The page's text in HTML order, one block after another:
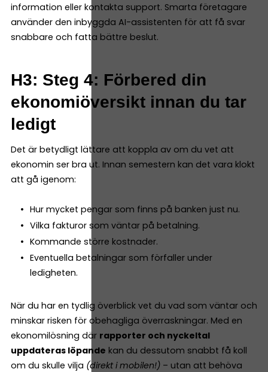
information eller kontakta support. Smarta företagare
använder den inbyggda AI-assistenten för att få svar
snabbare och fatta bättre beslut.
H3: Steg 4: Förbered din
ekonomiöversikt innan du tar
ledigt
Det är betydligt lättare att koppla av om du vet att
ekonomin ser bra ut. Innan semestern kan det vara klokt
att gå igenom:
Hur mycket pengar som finns på banken just nu.
Vilka fakturor som väntar på betalning.
Kommande större kostnader.
Eventuella betalningar som förfaller under
ledigheten.
När du har en tydlig överblick vet du vad som väntar och
minskar risken för obehagliga överraskningar. Med en
ekonomilösning där rapporter och nyckeltal
uppdateras löpande kan du dessutom snabbt få koll
om du skulle vilja (direkt i mobilen!) – utan att behöva